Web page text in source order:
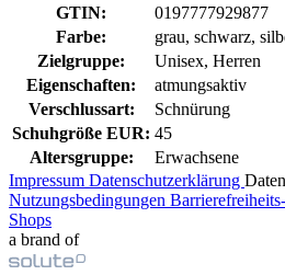
GTIN:
0197777929877
Farbe:
grau, schwarz,
Zielgruppe:
Unisex, Herren
Eigenschaften:
atmungsaktiv
Verschlussart:
Schnürung
Schuhgröße EUR: 45
Altersgruppe:
Erwachsene
Impressum Datenschutzerklärung
Nutzungsbedingungen
Shops
a brand of